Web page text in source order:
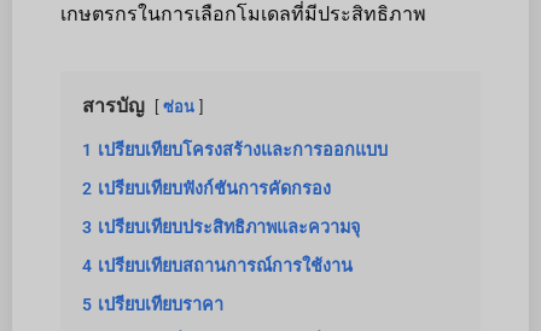
เกษตรกรในการเลือกโมเดลที่มีประสิทธิภาพ
สารบัญ ซ่อน
1 เปรียบเทียบโครงสร้างและการออกแบบ
2 เปรียบเทียบฟังก์ชันการคัดกรอง
3 เปรียบเทียบประสิทธิภาพและความจุ
4 เปรียบเทียบสถานการณ์การใช้งาน
5 เปรียบเทียบราคา